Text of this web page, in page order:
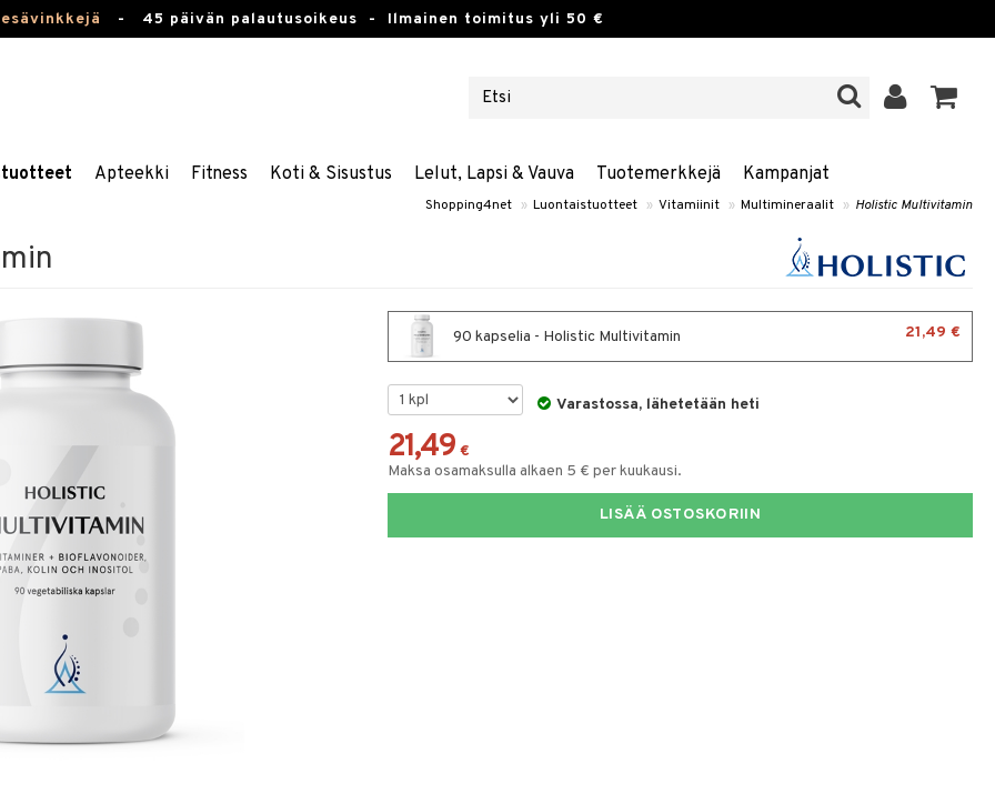
- 45 päivän palautusoikeus - Ilmainen toimitus yli 50 €
Apteekki Fitness Koti & Sisustus Lelut, Lapsi & Vauva Tuotemerkkejä Kampanjat
Shopping4net » Luontaistuotteet » Vitamiinit » Multimineraalit » Holistic Multivitamin
90 kapselia - Holistic Multivitamin 21,49 €
Varastossa, lähetetään heti
21,49 €
Maksa osamaksulla alkaen 5 € per kuukausi.
LISÄÄ OSTOSKORIIN